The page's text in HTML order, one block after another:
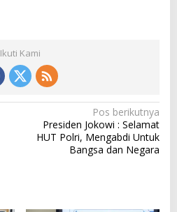
Ikuti Kami
Pos berikutnya
Presiden Jokowi : Selamat
HUT Polri, Mengabdi Untuk
Bangsa dan Negara